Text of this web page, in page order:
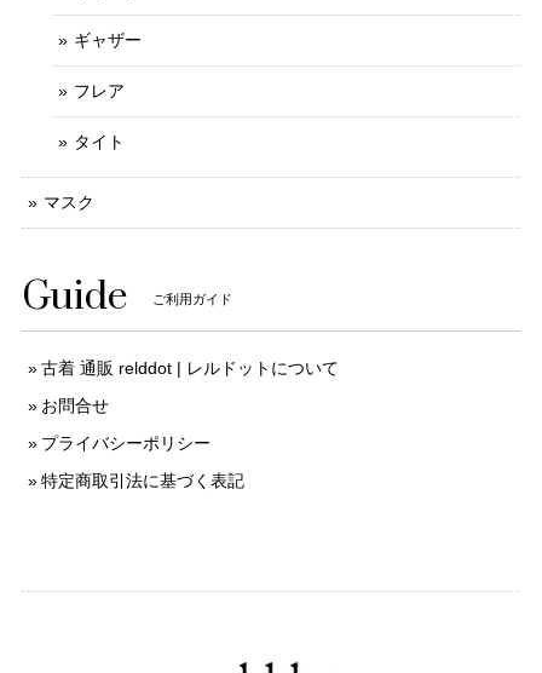
ギャザー
フレア
タイト
マスク
Guide ご利用ガイド
古着 通販 relddot | レルドットについて
お問合せ
プライバシーポリシー
特定商取引法に基づく表記